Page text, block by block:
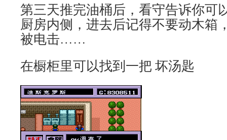
第三天推完油桶后，看守告诉你可
厨房内侧，进去后记得不要动木箱
被电击……
在橱柜里可以找到一把 坏汤匙